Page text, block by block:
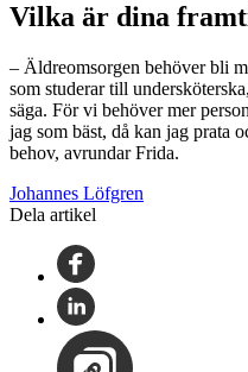
Vilka är dina
– Äldreomsorgen behöver bli
som studerar till
säga. För vi behöver mer
jag som bäst, då kan jag prata
behov, avrundar Frida.
Johannes Löfgren
Dela artikel